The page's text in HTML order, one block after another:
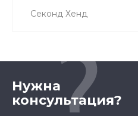
Секонд Хенд
Нужна
консультация?